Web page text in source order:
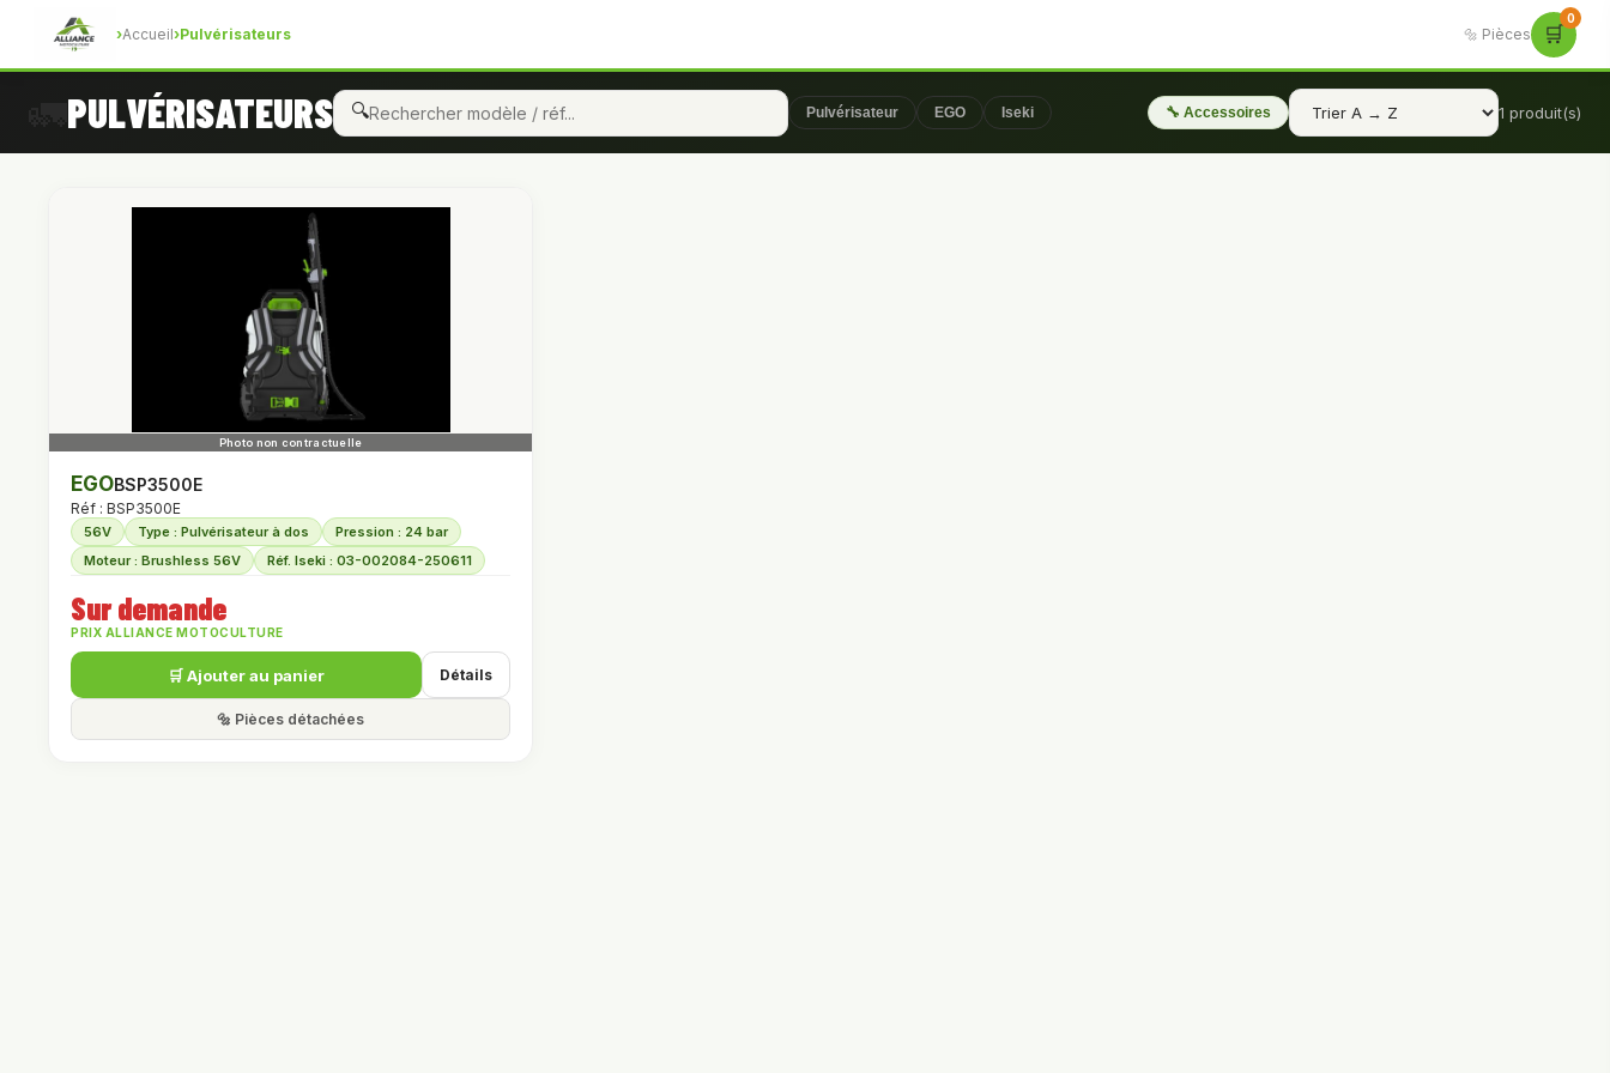
›Accueil›Pulvérisateurs 🔩 Pièces 🛒
0
PULVÉRISATEURS 🔍 Pulvérisateur EGO Iseki 🔧 Accessoires 1 produit(s)
EGOBSP3500E
Réf : BSP3500E
56V Type : Pulvérisateur à dos
Pression : 24 bar
Moteur : Brushless 56V
Réf. Iseki : 03-002084-250611
Sur demande
PRIX ALLIANCE MOTOCULTURE
🛒 Ajouter au panier Détails
🔩 Pièces détachées